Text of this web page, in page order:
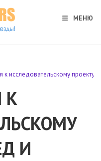
МЕНЮ
к исследовательскому проекту
К
И